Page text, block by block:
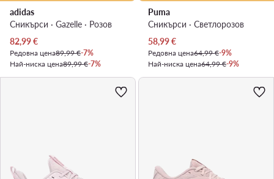
adidas
Сникърси · Gazelle · Розов
Актуална цена
82,99€
Редовна цена89,99 €-7%
Най-ниска цена89,99 €-7%
Puma
Сникърси · Светлорозов
Актуална цена
58,99€
Редовна цена64,99 €-9%
Най-ниска цена64,99 €-9%